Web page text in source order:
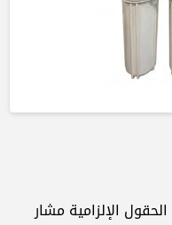
الحقول الإلزامية مشار